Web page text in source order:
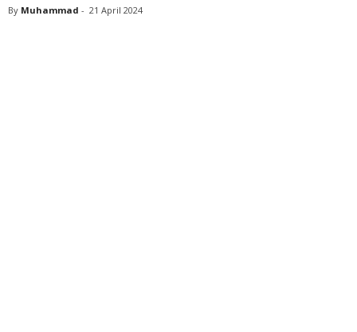
By Muhammad - 21 April 2024